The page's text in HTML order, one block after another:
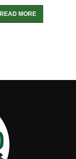
READ MORE